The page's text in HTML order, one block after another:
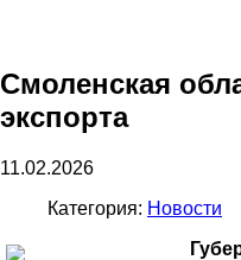
Смоленская
экспорта
11.02.2026
Категория: Новости